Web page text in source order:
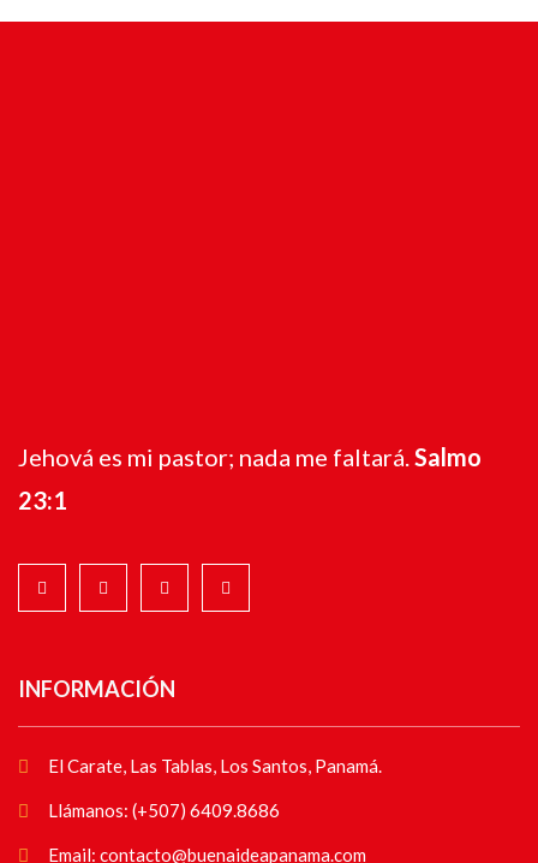
Jehová es mi pastor; nada me faltará. Salmo
23:1
INFORMACIÓN
El Carate, Las Tablas, Los Santos, Panamá.
Llámanos: (+507) 6409.8686
Email: contacto@buenaideapanama.com